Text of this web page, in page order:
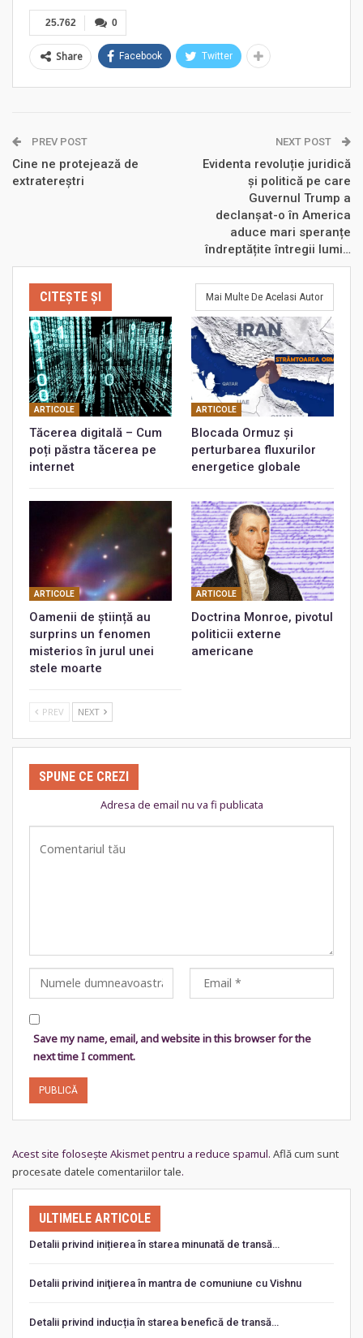
0
25.762
Share Facebook Twitter
PREV POST
Cine ne protejează de
extratereștri
NEXT POST
Evidenta revoluție juridică
și politică pe care
Guvernul Trump a
declanșat-o în America
aduce mari speranțe
îndreptățite întregii lumi…
CITEȘTE ȘI Mai Multe De Acelasi Autor
ARTICOLE
Tăcerea digitală – Cum
poți păstra tăcerea pe
internet
ARTICOLE
Blocada Ormuz și
perturbarea fluxurilor
energetice globale
ARTICOLE
Oamenii de știință au
surprins un fenomen
misterios în jurul unei
stele moarte
ARTICOLE
Doctrina Monroe, pivotul
politicii externe
americane
PREV NEXT
SPUNE CE CREZI
Adresa de email nu va fi publicata
Save my name, email, and website in this browser for the
next time I comment.
Acest site folosește Akismet pentru a reduce spamul. Află cum sunt
procesate datele comentariilor tale.
ULTIMELE ARTICOLE
Detalii privind inițierea în starea minunată de transă…
Detalii privind iniţierea în mantra de comuniune cu Vishnu
Detalii privind inducția în starea benefică de transă…